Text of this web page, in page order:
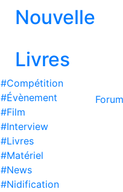
Nouvelle
Livres
#Compétition
#Évènement
#Film
#Interview
#Livres
#Matériel
#News
#Nidification
Forum